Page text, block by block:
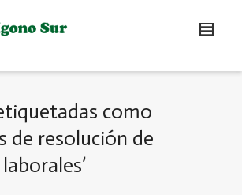
como
de resolución de